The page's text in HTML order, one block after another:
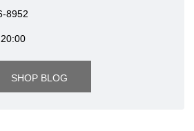
8952
SHOP BLOG